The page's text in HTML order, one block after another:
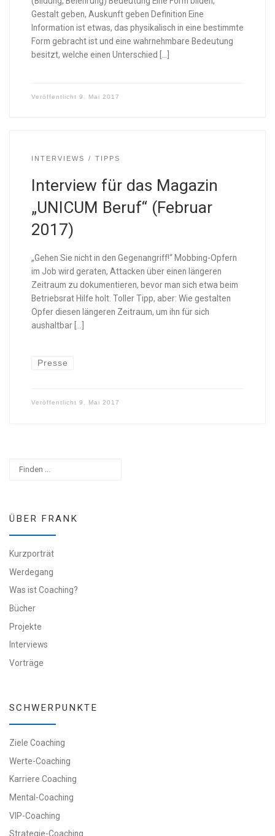
Gestalt geben, Auskunft geben Definition Eine
Information ist etwas, das physikalisch in eine bestimmte
Form gebracht ist und eine wahrnehmbare Bedeutung
besitzt, welche einen Unterschied […]
Veröffentlicht 9. Mai 2017
INTERVIEWS TIPPS
Interview für das Magazin
„UNICUM Beruf“ (Februar
2017)
„Gehen Sie nicht in den Gegenangriff!“ Mobbing-Opfern
im Job wird geraten, Attacken über einen längeren
Zeitraum zu dokumentieren, bevor man sich etwa beim
Betriebsrat Hilfe holt. Toller Tipp, aber: Wie gestalten
Opfer diesen längeren Zeitraum, um ihn für sich
aushaltbar […]
Presse
Veröffentlicht 9. Mai 2017
ÜBER FRANK
Kurzporträt
Werdegang
Was ist Coaching?
Bücher
Projekte
Interviews
Vorträge
SCHWERPUNKTE
Ziele Coaching
Werte-Coaching
Karriere Coaching
Mental-Coaching
VIP-Coaching
Strategie-Coaching